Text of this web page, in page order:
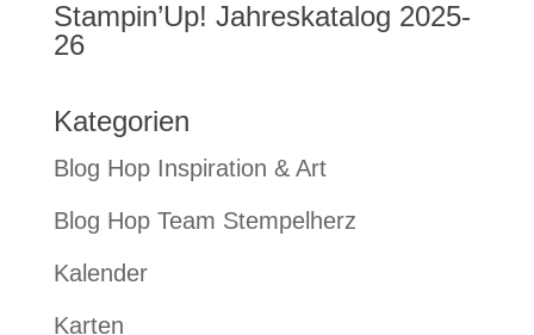
Stampin’Up! Jahreskatalog 2025-
26
Kategorien
Blog Hop Inspiration & Art
Blog Hop Team Stempelherz
Kalender
Karten